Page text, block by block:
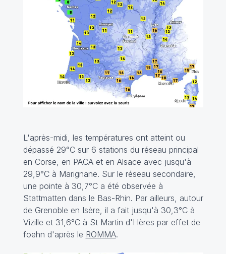
L'après-midi, les températures ont atteint ou
dépassé 29°C sur 6 stations du réseau principal
en Corse, en PACA et en Alsace avec jusqu'à
29,9°C à Marignane. Sur le réseau secondaire,
une pointe à 30,7°C a été observée à
Stattmatten dans le Bas-Rhin. Par ailleurs, autour
de Grenoble en Isère, il a fait jusqu'à 30,3°C à
Vizille et 31,6°C à St Martin d'Hères par effet de
foehn d'après le ROMMA.